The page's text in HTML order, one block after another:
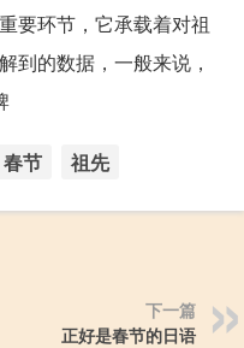
要环节，它承载着对祖
到的数据，一般来说，
春节 祖先
下一篇
正好是春节的日语